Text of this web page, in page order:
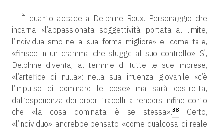
È quanto accade a Delphine Roux. Personaggio che
incarna «l’appassionata soggettività portata al limite,
l’individualismo nella sua forma migliore» e, come tale,
«finisce in un dramma che sfugge al suo controllo». Sì,
Delphine diventa, al termine di tutte le sue imprese,
«l’artefice di nulla»: nella sua irruenza giovanile «c’è
l’impulso di dominare le cose» ma sarà costretta,
dall’esperienza dei propri tracolli, a rendersi infine conto
che «la cosa dominata è se stessa».38Certo,
«l’individuo» andrebbe pensato «come qualcosa di reale